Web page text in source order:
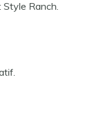
Ranch.